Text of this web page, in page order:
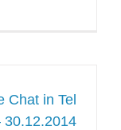
Chat in Tel
30.12.2014